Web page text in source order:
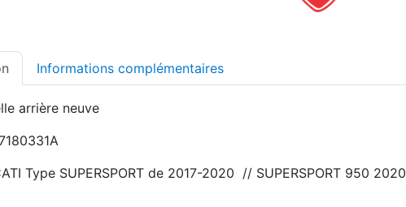
Informations complémentaires
arrière neuve
Type SUPERSPORT de 2017-2020 // SUPERSPORT 950 2020